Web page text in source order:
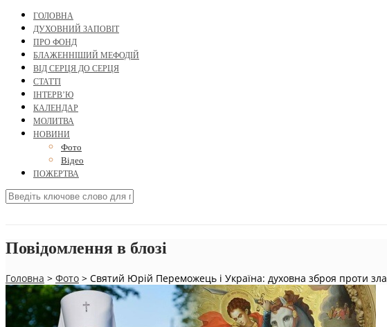
ГОЛОВНА
ДУХОВНИЙ ЗАПОВІТ
ПРО ФОНД
БЛАЖЕННІШИЙ МЕФОДІЙ
ВІД СЕРЦЯ ДО СЕРЦЯ
СТАТТІ
ІНТЕРВ’Ю
КАЛЕНДАР
МОЛИТВА
НОВИНИ
Фото
Відео
ПОЖЕРТВА
Повідомлення в блозі
Головна > Фото > Святий Юрій Переможець і Україна: духовна зброя проти зла